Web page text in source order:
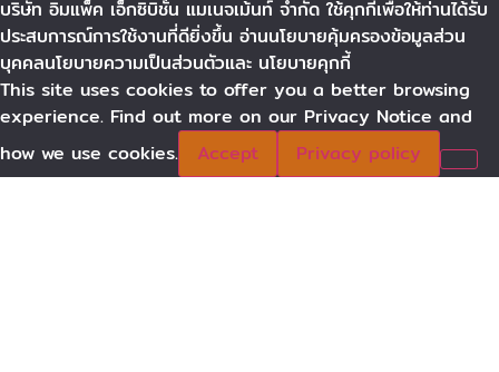
บริษัท อิมแพ็ค เอ็กซิบิชั่น แมเนจเม้นท์ จำกัด ใช้คุกกี้เพื่อให้ท่านได้รับ
ประสบการณ์การใช้งานที่ดียิ่งขึ้น อ่านนโยบายคุ้มครองข้อมูลส่วน
บุคคลนโยบายความเป็นส่วนตัวและ นโยบายคุกกี้
This site uses cookies to offer you a better browsing
experience. Find out more on our Privacy Notice and
how we use cookies.
Accept Privacy policy